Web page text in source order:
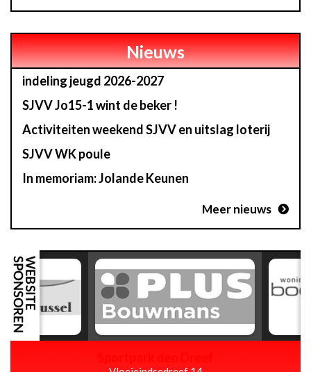
Nieuws
indeling jeugd 2026-2027
SJVV Jo15-1 wint de beker !
Activiteiten weekend SJVV en uitslag loterij
SJVV WK poule
In memoriam: Jolande Keunen
Meer nieuws